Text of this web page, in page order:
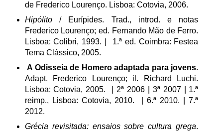
de Frederico Lourenço. Lisboa: Cotovia, 2006.
Hipólito/ Eurípides. Trad., introd. e notas
Frederico Lourenço; ed. Fernando Mão de Ferro.
Lisboa: Colibri, 1993. | 1.ª ed. Coimbra: Festea
Tema Clássico, 2005.
A Odisseia de Homero adaptada para jovens.
Adapt. Frederico Lourenço; il. Richard Luchi.
Lisboa: Cotovia, 2005. | 2ª 2006 | 3ª 2007 | 1.ª
reimp., Lisboa: Cotovia, 2010. | 6.ª 2010. | 7.ª
2012.
Grécia revisitada: ensaios sobre cultura grega.